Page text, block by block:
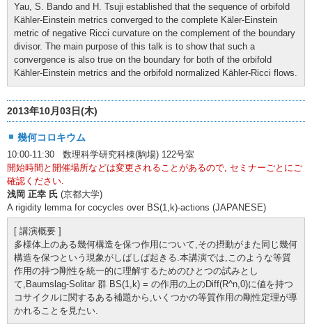
Yau, S. Bando and H. Tsuji established that the sequence of orbifold
Kähler-Einstein metrics converged to the complete Käler-Einstein
metric of negative Ricci curvature on the complement of the boundary
divisor. The main purpose of this talk is to show that such a
convergence is also true on the boundary for both of the orbifold
Kähler-Einstein metrics and the orbifold normalized Kähler-Ricci flows.
2013年10月03日(木)
幾何コロキウム
10:00-11:30 数理科学研究科棟(駒場) 122号室
開始時間と開催場所などは変更されることがあるので, セミナーごとにご
確認ください.
浅岡 正幸 氏 (京都大学)
A rigidity lemma for cocycles over BS(1,k)-actions (JAPANESE)
[ 講演概要 ]
多様体上のある幾何構造を保つ作用について,その摂動がまた同じ幾何
構造を保つという現象がしばしば起きる.本講演では,このような等質
作用の持つ剛性を統一的に理解するためのひとつの試みとし
て,Baumslag-Solitar 群 BS(1,k) = の作用の上のDiff(R^n,0)に値を持つ
コサイクルに関するある補題から,いくつかの等質作用の剛性定理が導
かれることを見たい.